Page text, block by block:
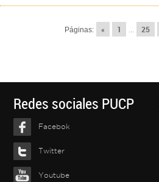
Páginas: « 1 ... 25
Redes sociales PUCP
Facebok
Twitter
Youtube